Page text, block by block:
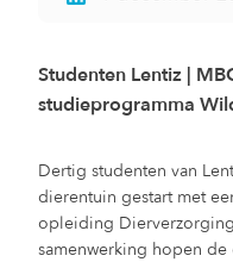
Studenten Lentiz |
studieprogramma
Dertig studenten van
dierentuin gestart met
opleiding
samenwerking hopen